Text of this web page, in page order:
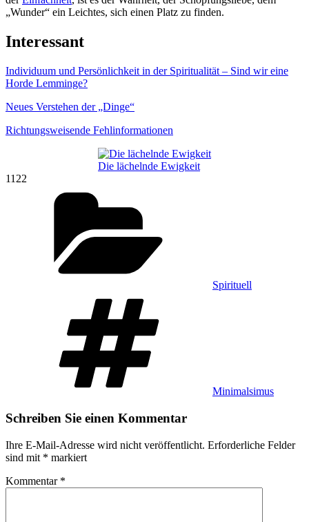
„Wunder“ ein Leichtes, sich einen Platz zu finden.
Interessant
Individuum und Persönlichkeit in der Spiritualität – Sind wir eine
Horde Lemminge?
Neues Verstehen der „Dinge“
Richtungsweisende Fehlinformationen
Die lächelnde Ewigkeit
1122
Spirituell
Minimalsimus
Schreiben Sie einen Kommentar
Ihre E-Mail-Adresse wird nicht veröffentlicht. Erforderliche Felder
sind mit * markiert
Kommentar *